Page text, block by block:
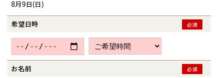
8月9日(日)
希望日時 必須
お名前 必須
札幌
道央
道北
東北
青森
秋田
甲信越・北陸
新潟
関東
札幌
小樽
苫小牧千歳
小樽
道北
東北
青森県
青森
秋田県
秋田
甲信越・北陸
新潟県
新潟
長岡
関東